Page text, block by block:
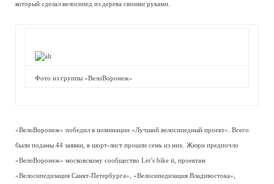
который сделал велосипед из дерева своими руками.
Фото из группы «ВелоВоронеж»
«ВелоВоронеж» победил в номинации «Лучший велосипедный проект». Всего
были поданы 44 заявки, в шорт-лист прошли семь из них. Жюри предпочло
«ВелоВоронеж» московскому сообщество Let’s bike it, проектам
«Велосипедизация Санкт-Петербурга», «Велосипедизация Владивостока»,